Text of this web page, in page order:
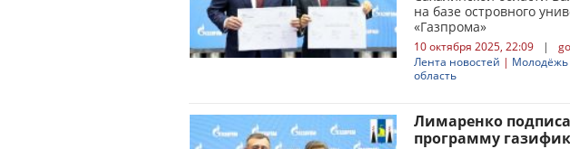
на базе островного
«Газпрома»
10 октября 2025, 22:09 |
Лента новостей | Молодёжь
область
Лимаренко
программу